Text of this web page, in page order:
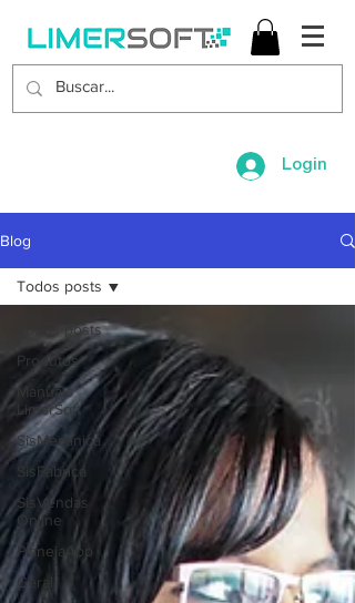
Login
Blog
Todos posts
Produtos
Manuais
LimerSoft
SisMecanica
SisFabrica
SisVendas
Online
PlanejaApp
Geral
Todos posts